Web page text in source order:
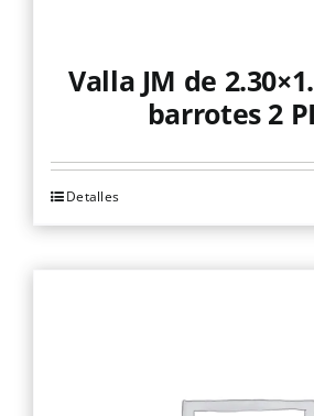
Valla JM de
barrotes 2
Detalles